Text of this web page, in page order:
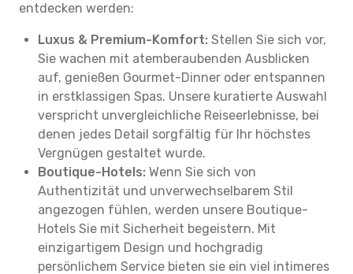
entdecken werden:
Luxus & Premium-Komfort: Stellen Sie sich vor,
Sie wachen mit atemberaubenden Ausblicken
auf, genießen Gourmet-Dinner oder entspannen
in erstklassigen Spas. Unsere kuratierte Auswahl
verspricht unvergleichliche Reiseerlebnisse, bei
denen jedes Detail sorgfältig für Ihr höchstes
Vergnügen gestaltet wurde.
Boutique-Hotels: Wenn Sie sich von
Authentizität und unverwechselbarem Stil
angezogen fühlen, werden unsere Boutique-
Hotels Sie mit Sicherheit begeistern. Mit
einzigartigem Design und hochgradig
persönlichem Service bieten sie ein viel intimeres